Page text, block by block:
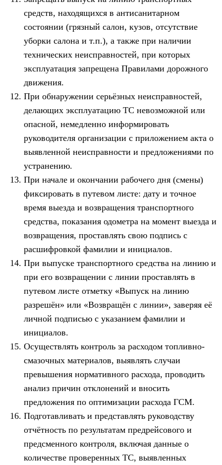
средств, находящихся в антисанитарном
состоянии (грязный салон, кузов, отсутствие
уборки салона и т.п.), а также при наличии
технических неисправностей, при которых
эксплуатация запрещена Правилами дорожного
движения.
При обнаружении серьёзных неисправностей,
делающих эксплуатацию ТС невозможной или
опасной, немедленно информировать
руководителя организации с приложением акта о
выявленной неисправности и предложениями по
устранению.
При начале и окончании рабочего дня (смены)
фиксировать в путевом листе: дату и точное
время выезда и возвращения транспортного
средства, показания одометра на момент выезда и
возвращения, проставлять свою подпись с
расшифровкой фамилии и инициалов.
При выпуске транспортного средства на линию и
при его возвращении с линии проставлять в
путевом листе отметку «Выпуск на линию
разрешён» или «Возвращён с линии», заверяя её
личной подписью с указанием фамилии и
инициалов.
Осуществлять контроль за расходом топливно-
смазочных материалов, выявлять случаи
превышения нормативного расхода, проводить
анализ причин отклонений и вносить
предложения по оптимизации расхода ГСМ.
Подготавливать и представлять руководству
отчётность по результатам предрейсового и
предсменного контроля, включая данные о
количестве проверенных ТС, выявленных